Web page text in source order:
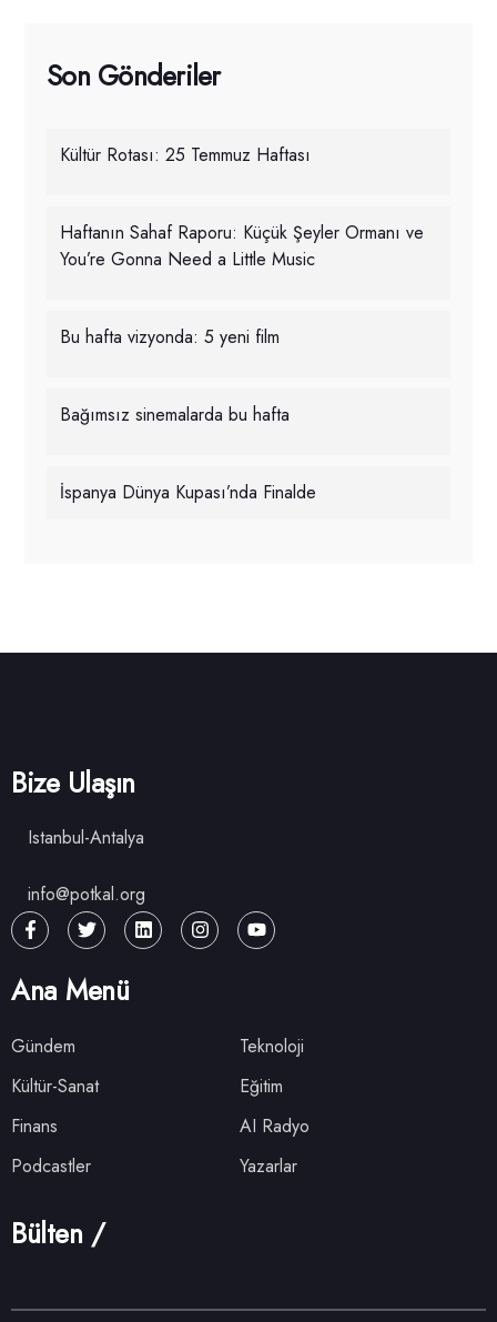
Son Gönderiler
Kültür Rotası: 25 Temmuz Haftası
Haftanın Sahaf Raporu: Küçük Şeyler Ormanı ve
You’re Gonna Need a Little Music
Bu hafta vizyonda: 5 yeni film
Bağımsız sinemalarda bu hafta
İspanya Dünya Kupası’nda Finalde
Bize Ulaşın
Istanbul-Antalya
info@potkal.org
Ana Menü
Gündem
Teknoloji
Kültür-Sanat
Eğitim
Finans
AI Radyo
Podcastler
Yazarlar
Bülten /